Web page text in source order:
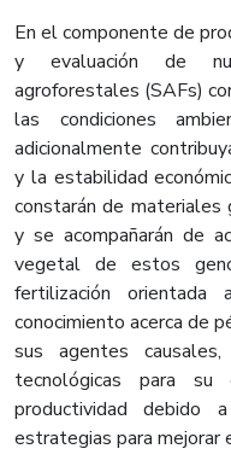
En el componente de
y evaluación de
agroforestales (SAFs)
las condiciones
adicionalmente
y la estabilidad
constarán de materiales
y se acompañarán de
vegetal de estos
fertilización
conocimiento acerca de
sus agentes causales,
tecnológicas para
productividad debido
estrategias para mejorar